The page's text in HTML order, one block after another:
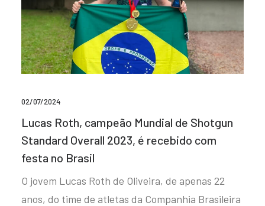
02/07/2024
Lucas Roth, campeão Mundial de Shotgun
Standard Overall 2023, é recebido com
festa no Brasil
O jovem Lucas Roth de Oliveira, de apenas 22
anos, do time de atletas da Companhia Brasileira